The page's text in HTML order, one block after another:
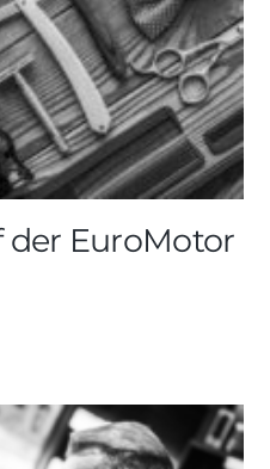
der EuroMotor